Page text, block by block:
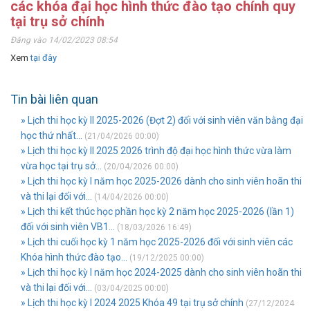
các khóa đại học hình thức đào tạo chính quy
tại trụ sở chính
Đăng vào 14/02/2023 08:54
Xemtại đây
Tin bài liên quan
» Lịch thi học kỳ II 2025-2026 (Đợt 2) đối với sinh viên văn bằng đại
học thứ nhất...
(21/04/2026 00:00)
» Lịch thi học kỳ II 2025 2026 trình độ đại học hình thức vừa làm
vừa học tại trụ sở...
(20/04/2026 00:00)
» Lịch thi học kỳ I năm học 2025-2026 dành cho sinh viên hoãn thi
và thi lại đối với...
(14/04/2026 00:00)
» Lịch thi kết thúc học phần học kỳ 2 năm học 2025-2026 (lần 1)
đối với sinh viên VB1...
(18/03/2026 16:49)
» Lịch thi cuối học kỳ 1 năm học 2025-2026 đối với sinh viên các
Khóa hình thức đào tạo...
(19/12/2025 00:00)
» Lịch thi học kỳ I năm học 2024-2025 dành cho sinh viên hoãn thi
và thi lại đối với...
(03/04/2025 00:00)
» Lịch thi học kỳ I 2024 2025 Khóa 49 tại trụ sở chính (27/12/2024